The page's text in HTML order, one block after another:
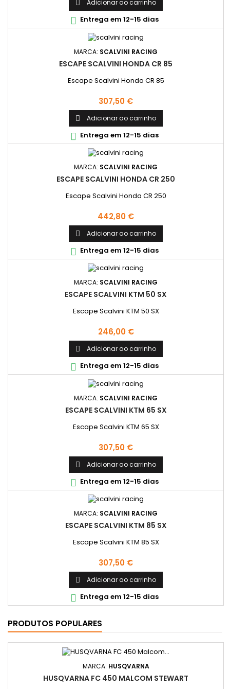
Adicionar ao carrinho
 Entrega em 12-15 dias
MARCA: SCALVINI RACING
ESCAPE SCALVINI HONDA CR 85
Escape Scalvini Honda CR 85
Preço
307,50 €
 Adicionar ao carrinho
 Entrega em 12-15 dias
MARCA: SCALVINI RACING
ESCAPE SCALVINI HONDA CR 250
Escape Scalvini Honda CR 250
Preço
442,80 €
 Adicionar ao carrinho
 Entrega em 12-15 dias
MARCA: SCALVINI RACING
ESCAPE SCALVINI KTM 50 SX
Escape Scalvini KTM 50 SX
Preço
246,00 €
 Adicionar ao carrinho
 Entrega em 12-15 dias
MARCA: SCALVINI RACING
ESCAPE SCALVINI KTM 65 SX
Escape Scalvini KTM 65 SX
Preço
307,50 €
 Adicionar ao carrinho
 Entrega em 12-15 dias
MARCA: SCALVINI RACING
ESCAPE SCALVINI KTM 85 SX
Escape Scalvini KTM 85 SX
Preço
307,50 €
 Adicionar ao carrinho
 Entrega em 12-15 dias
PRODUTOS POPULARES
MARCA: HUSQVARNA
HUSQVARNA FC 450 MALCOM STEWART